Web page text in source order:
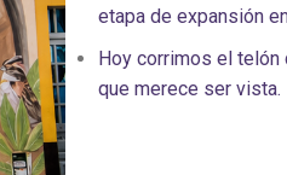
etapa de expansión
Hoy corrimos el telón
que merece ser vista.